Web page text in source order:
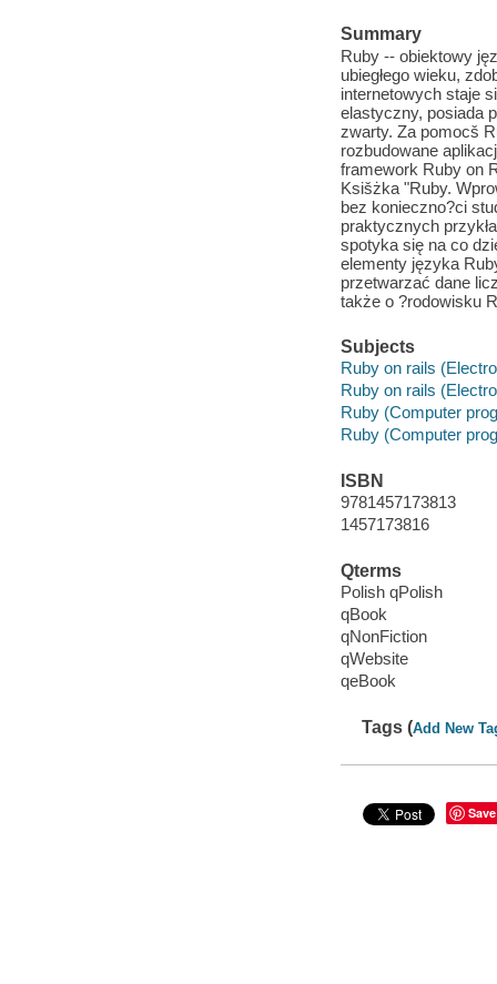
Summary
Ruby -- obiektowy
ubiegłego wieku,
internetowych staje
elastyczny, posiada
zwarty. Za pomocš
rozbudowane
framework Ruby on
Ksišżka "Ruby.
bez konieczno?ci
praktycznych
spotyka się na co
elementy języka
przetwarzać dane
także o ?rodowisku
Subjects
Ruby on rails
Ruby on rails
Ruby (Computer
Ruby (Computer
ISBN
9781457173813
1457173816
Qterms
Polish qPolish
qBook
qNonFiction
qWebsite
qeBook
Tags (Add New
Save